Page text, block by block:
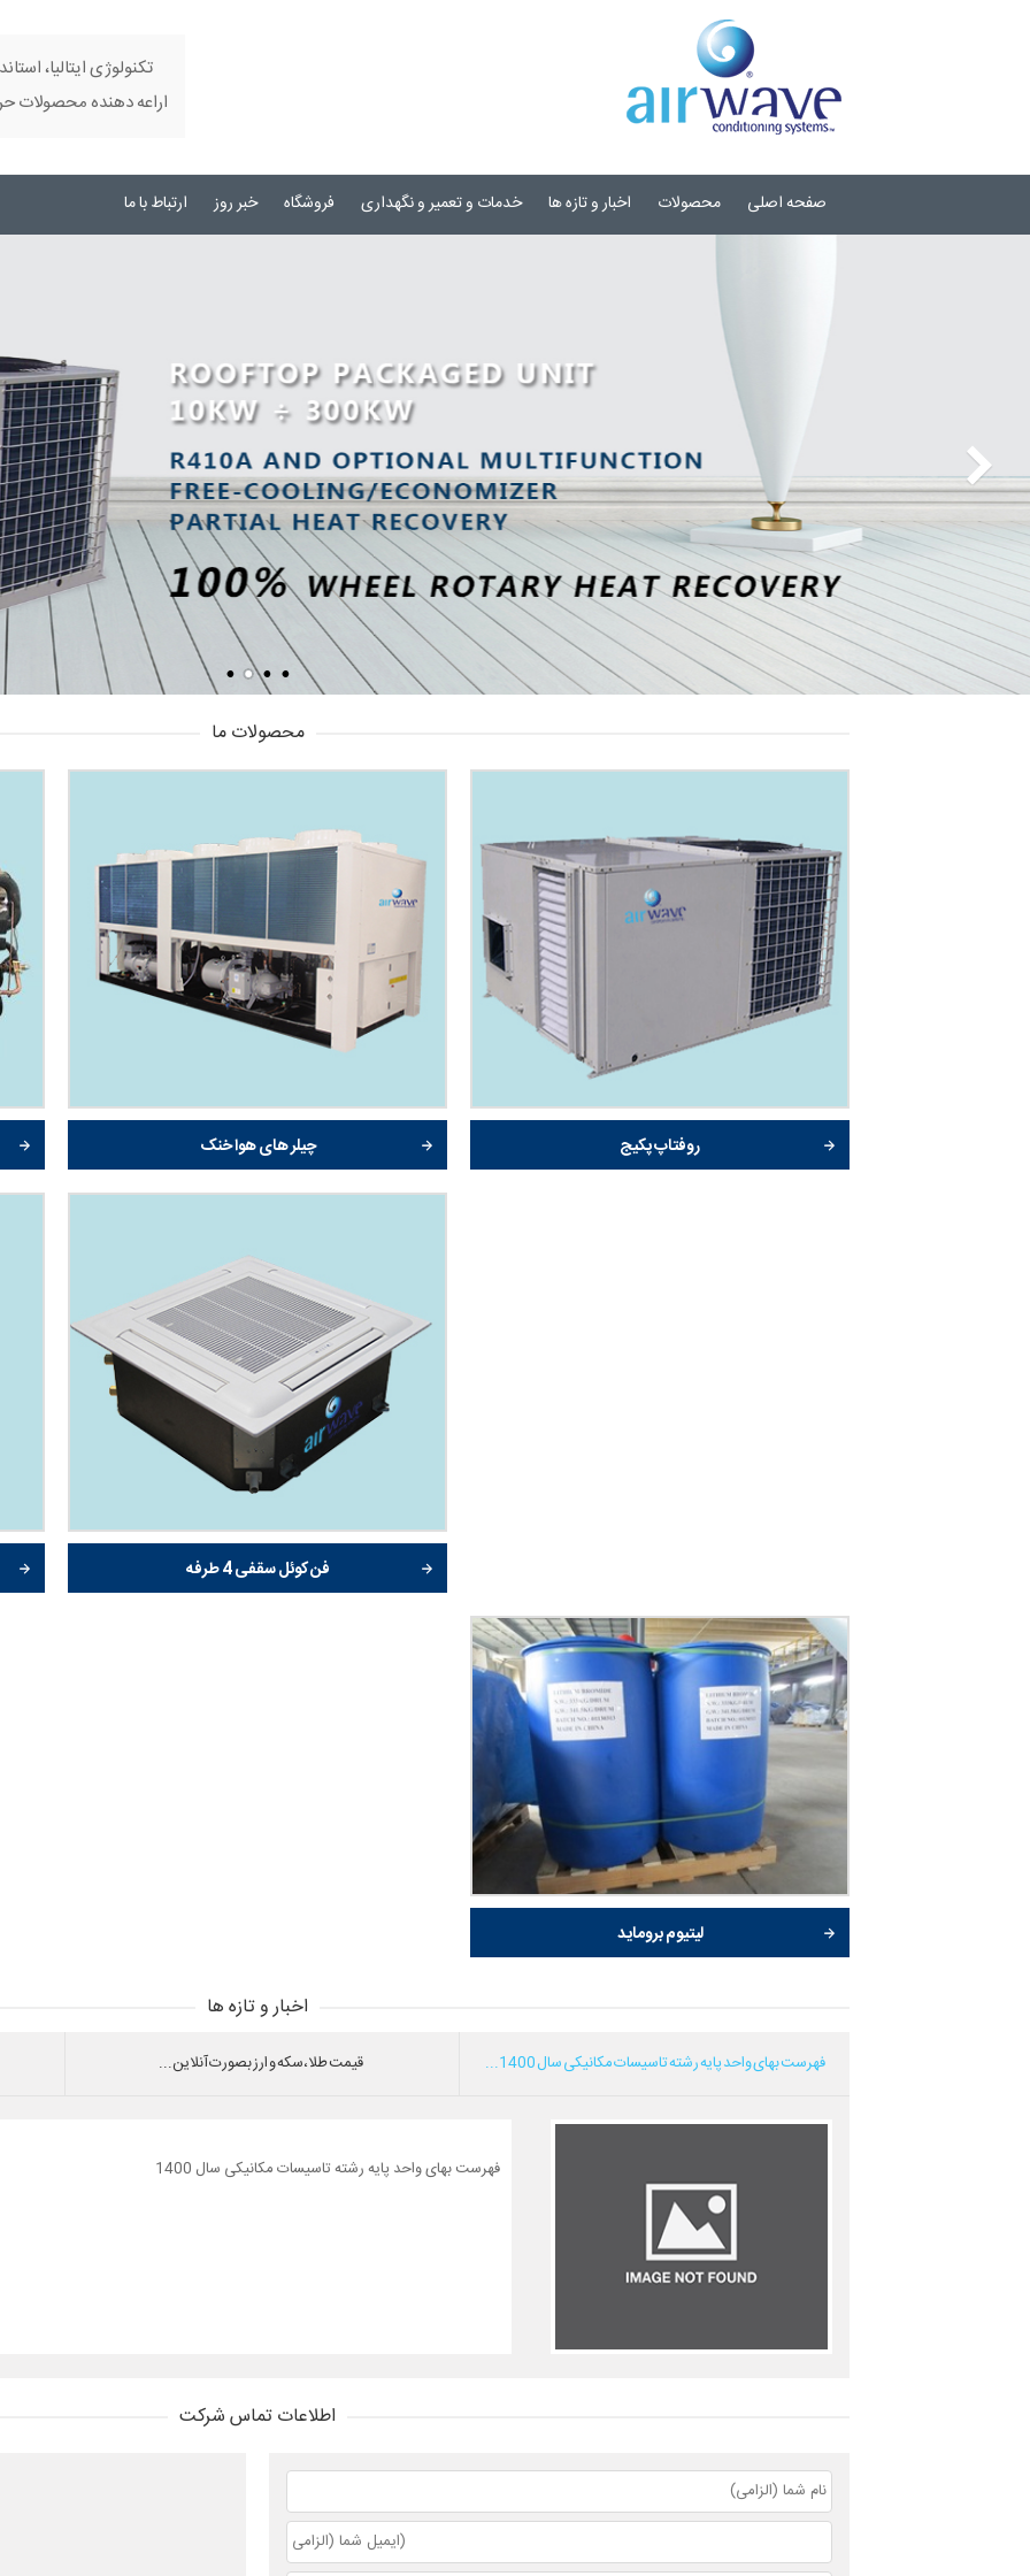
تکنولوژی ایتالیا،
اراعه دهنده محصولات
صفحه اصلی محصولات اخبار و تازه ها خدمات و تعمیر و نگهداری فروشگاه خبر روز ارتباط با ما
محصولات ما
روفتاپ پکیج چیلر های هوا خنک
فن کوئل سقفی 4 طرفه
لیتیوم بروماید
اخبار و تازه ها
فهرست بهای واحد پایه رشته تاسیسات مکانیکی سال 1400... قیمت طلا،سکه و ارز بصورت آنلاین...
فهرست بهای واحد پایه رشته تاسیسات مکانیکی سال 1400
اطلاعات تماس شرکت